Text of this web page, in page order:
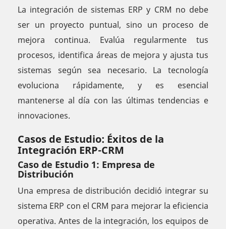
La integración de sistemas ERP y CRM no debe
ser un proyecto puntual, sino un proceso de
mejora continua. Evalúa regularmente tus
procesos, identifica áreas de mejora y ajusta tus
sistemas según sea necesario. La tecnología
evoluciona rápidamente, y es esencial
mantenerse al día con las últimas tendencias e
innovaciones.
Casos de Estudio: Éxitos de la
Integración ERP-CRM
Caso de Estudio 1: Empresa de
Distribución
Una empresa de distribución decidió integrar su
sistema ERP con el CRM para mejorar la eficiencia
operativa. Antes de la integración, los equipos de